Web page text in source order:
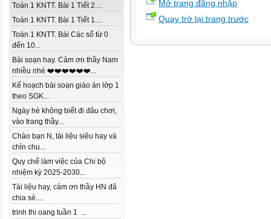
Toán 1 KNTT. Bài 1 Tiết 2....
Toán 1 KNTT. Bài 1 Tiết 1....
Toán 1 KNTT. Bài Các số từ 0
đến 10...
Bài soạn hay. Cảm ơn thầy Nam
nhiều nhé ❤️❤️❤️❤️❤️❤️...
Kế hoạch bài soạn giáo án lớp 1
theo SGK...
Ngày hè không biết đi đâu chơi,
vào trang thầy...
Chào bạn N, tài liệu siêu hay và
chỉn chu...
Quy chế làm việc của Chi bộ
nhiệm kỳ 2025-2030...
Tài liệu hay, cảm ơn thầy HN đã
chia sẻ....
trinh thi oang tuần 1 ...
Mở trang đăng nhập
Quay trở lại trang trước